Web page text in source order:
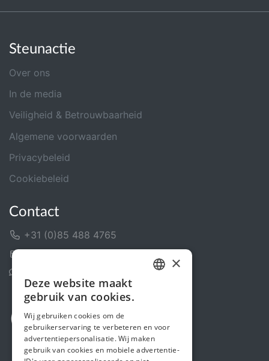
Steunactie
Over ons
In de media
Veiligheid & Betrouwbaarheid
Algemene voorwaarden
Privacybeleid
Cookiebeleid
Contact
+31 (0)85 488 4765
ENGLISH
×
Deze website maakt
gebruik van cookies.
Wij gebruiken cookies om de
gebruikerservaring te verbeteren en voor
advertentiepersonalisatie. Wij maken
gebruik van cookies en mobiele advertentie-